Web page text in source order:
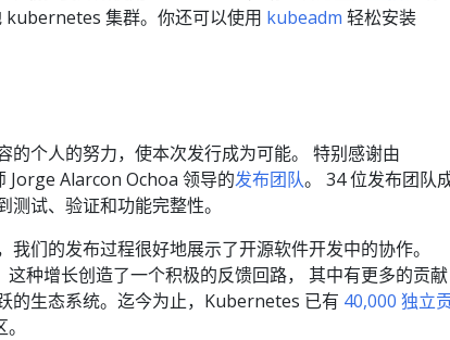
集群。你还可以使用 kubeadm 轻松安装
的个人的努力，使本次发行成为可能。 特别感谢由
Jorge Alarcon Ochoa 领导的发布团队。 34 位发布团队
试、验证和功能完整性。
们的发布过程很好地展示了开源软件开发中的协作。
种增长创造了一个积极的反馈回路， 其中有更多的贡献
的生态系统。迄今为止，Kubernetes 已有 40,000 独立